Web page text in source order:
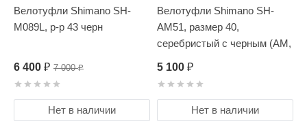
Велотуфли Shimano SH-
M089L, р-р 43 черн
6 400 ₽ 7 000₽
Нет в наличии
Велотуфли Shimano SH-
AM51, размер 40,
серебристый с черным (AM,
5 100 ₽
Нет в наличии